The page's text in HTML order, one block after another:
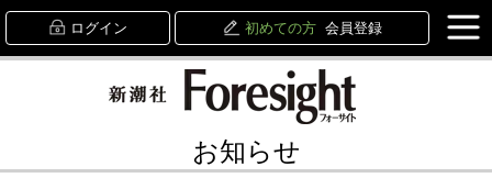
ログイン 初めての方 会員登録
お知らせ